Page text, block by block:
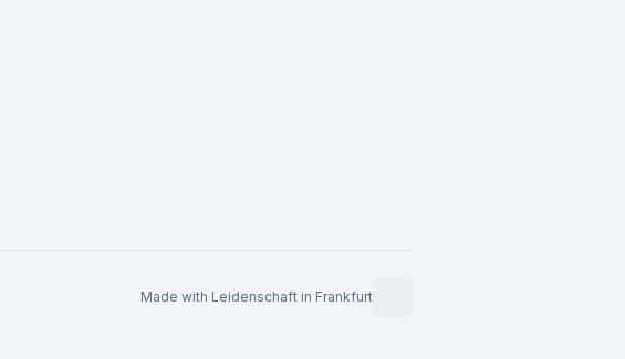
Made with Leidenschaft in Frankfurt